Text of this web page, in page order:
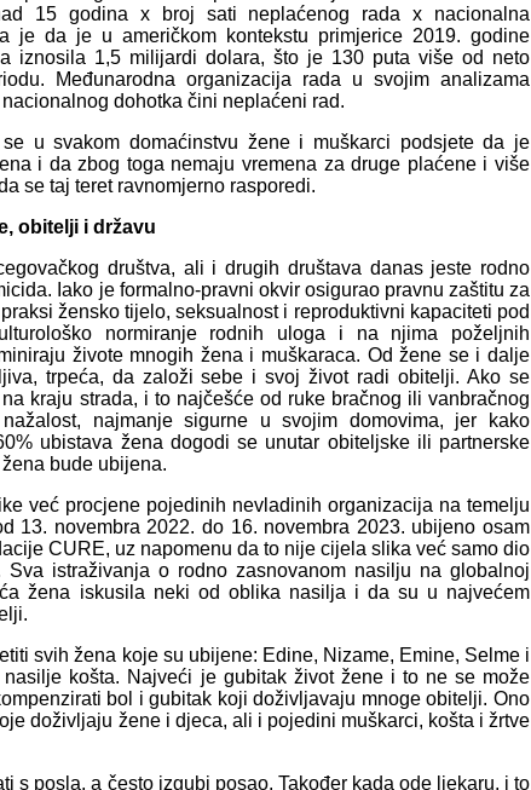
15 godina x broj sati neplaćenog rada x nacionalna
je da je u američkom kontekstu primjerice 2019. godine
iznosila 1,5 milijardi dolara, što je 130 puta više od neto
Međunarodna organizacija rada u svojim analizama
dohotka čini neplaćeni rad.
u svakom domaćinstvu žene i muškarci podsjete da je
i da zbog toga nemaju vremena za druge plaćene i više
se taj teret ravnomjerno rasporedi.
obitelji i državu
društva, ali i drugih društava danas jeste rodno
Iako je formalno-pravni okvir osigurao pravnu zaštitu za
žensko tijelo, seksualnost i reproduktivni kapaciteti pod
normiranje rodnih uloga i na njima poželjnih
živote mnogih žena i muškaraca. Od žene se i dalje
trpeća, da založi sebe i svoj život radi obitelji. Ako se
kraju strada, i to najčešće od ruke bračnog ili vanbračnog
najmanje sigurne u svojim domovima, jer kako
ubistava žena dogodi se unutar obiteljske ili partnerske
bude ubijena.
već procjene pojedinih nevladinih organizacija na temelju
13. novembra 2022. do 16. novembra 2023. ubijeno osam
CURE, uz napomenu da to nije cijela slika već samo dio
istraživanja o rodno zasnovanom nasilju na globalnoj
žena iskusila neki od oblika nasilja i da su u najvećem
svih žena koje su ubijene: Edine, Nizame, Emine, Selme i
košta. Najveći je gubitak život žene i to ne se može
bol i gubitak koji doživljavaju mnoge obitelji. Ono
doživljaju žene i djeca, ali i pojedini muškarci, košta i žrtve
s posla, a često izgubi posao. Također kada ode ljekaru, i to